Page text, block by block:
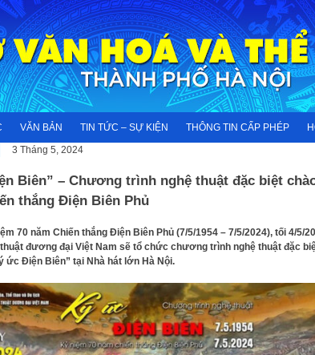
VĂN BẢN TIN TỨC – SỰ KIỆN THÔNG TIN CẤP PHÉP
3 Tháng 5, 2024
Biên” – Chương trình nghệ thuật đặc biệt
thắng Điện Biên Phủ
70 năm Chiến thắng Điện Biên Phủ (7/5/1954 – 7/5/2024), tối 4/5/
đương đại Việt Nam sẽ tổ chức chương trình nghệ thuật đặc
ức Điện Biên” tại Nhà hát lớn Hà Nội.